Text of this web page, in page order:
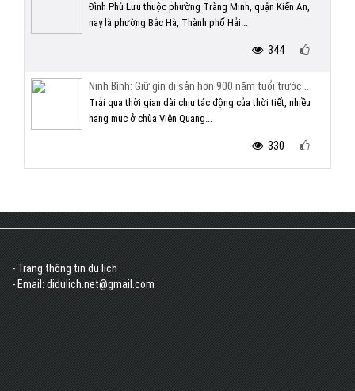
Đình Phù Lưu thuộc phường Tràng Minh, quận Kiến An,
nay là phường Bắc Hà, Thành phố Hải...
344
Ninh Bình: Giữ gìn di sản hơn 900 năm tuổi trước...
Trải qua thời gian dài chịu tác động của thời tiết, nhiều
hạng mục ở chùa Viên Quang...
330
- Trang thông tin du lịch
- Email: didulich.net@gmail.com